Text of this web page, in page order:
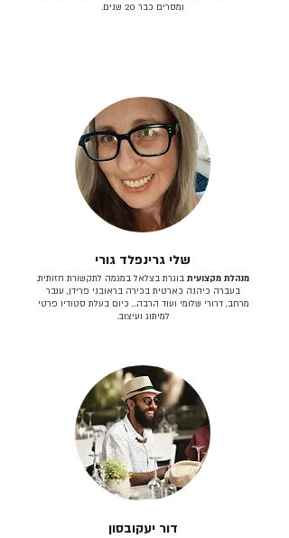
ומסרים כבר 20 שנים.
שלי גרינפלד גורי
מנהלת מקצועית בוגרת בצלאל במגמה לתקשורת חזותית.
בעברה כיהנה כארטית בכירה בראובני פרידן, ענבר
מרחב, דרורי שלומי ועוד הרבה… כיום בעלת סטודיו פרטי
למיתוג ועיצוב.
דור יעקובסון